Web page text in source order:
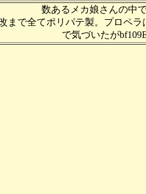
数あるメカ娘さんの中
まで全てポリパテ製。プロペ
で気づいたが